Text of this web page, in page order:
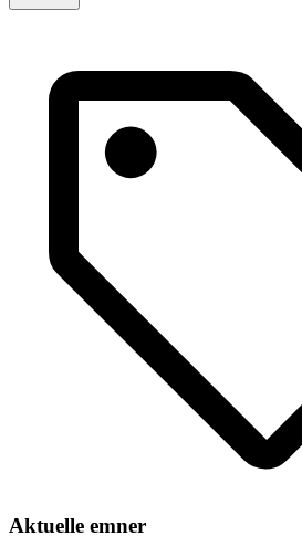
Aktuelle emner